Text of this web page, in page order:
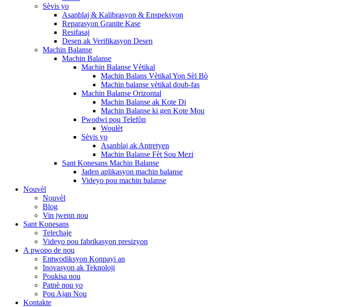
Sèvis yo
Asanblaj & Kalibrasyon & Enspeksyon
Reparasyon Granite Kase
Resifasaj
Desen ak Verifikasyon Desen
Machin Balanse
Machin Balanse
Machin Balanse Vètikal
Machin Balans Vètikal Yon Sèl Bò
Machin balanse vètikal doub-fas
Machin Balanse Orizontal
Machin Balanse ak Kote Di
Machin Balanse ki gen Kote Mou
Pwodwi pou Telefòn
Woulèt
Sèvis yo
Asanblaj ak Antretyen
Machin Balanse Fèt Sou Mezi
Sant Konesans Machin Balanse
Jaden aplikasyon machin balanse
Videyo pou machin balanse
Nouvèl
Nouvèl
Blog
Vin jwenn nou
Sant Konesans
Telechaje
Videyo pou fabrikasyon presizyon
A pwopo de nou
Entwodiksyon Konpayi an
Inovasyon ak Teknoloji
Poukisa nou
Patnè nou yo
Pou Ajan Nou
Kontakte